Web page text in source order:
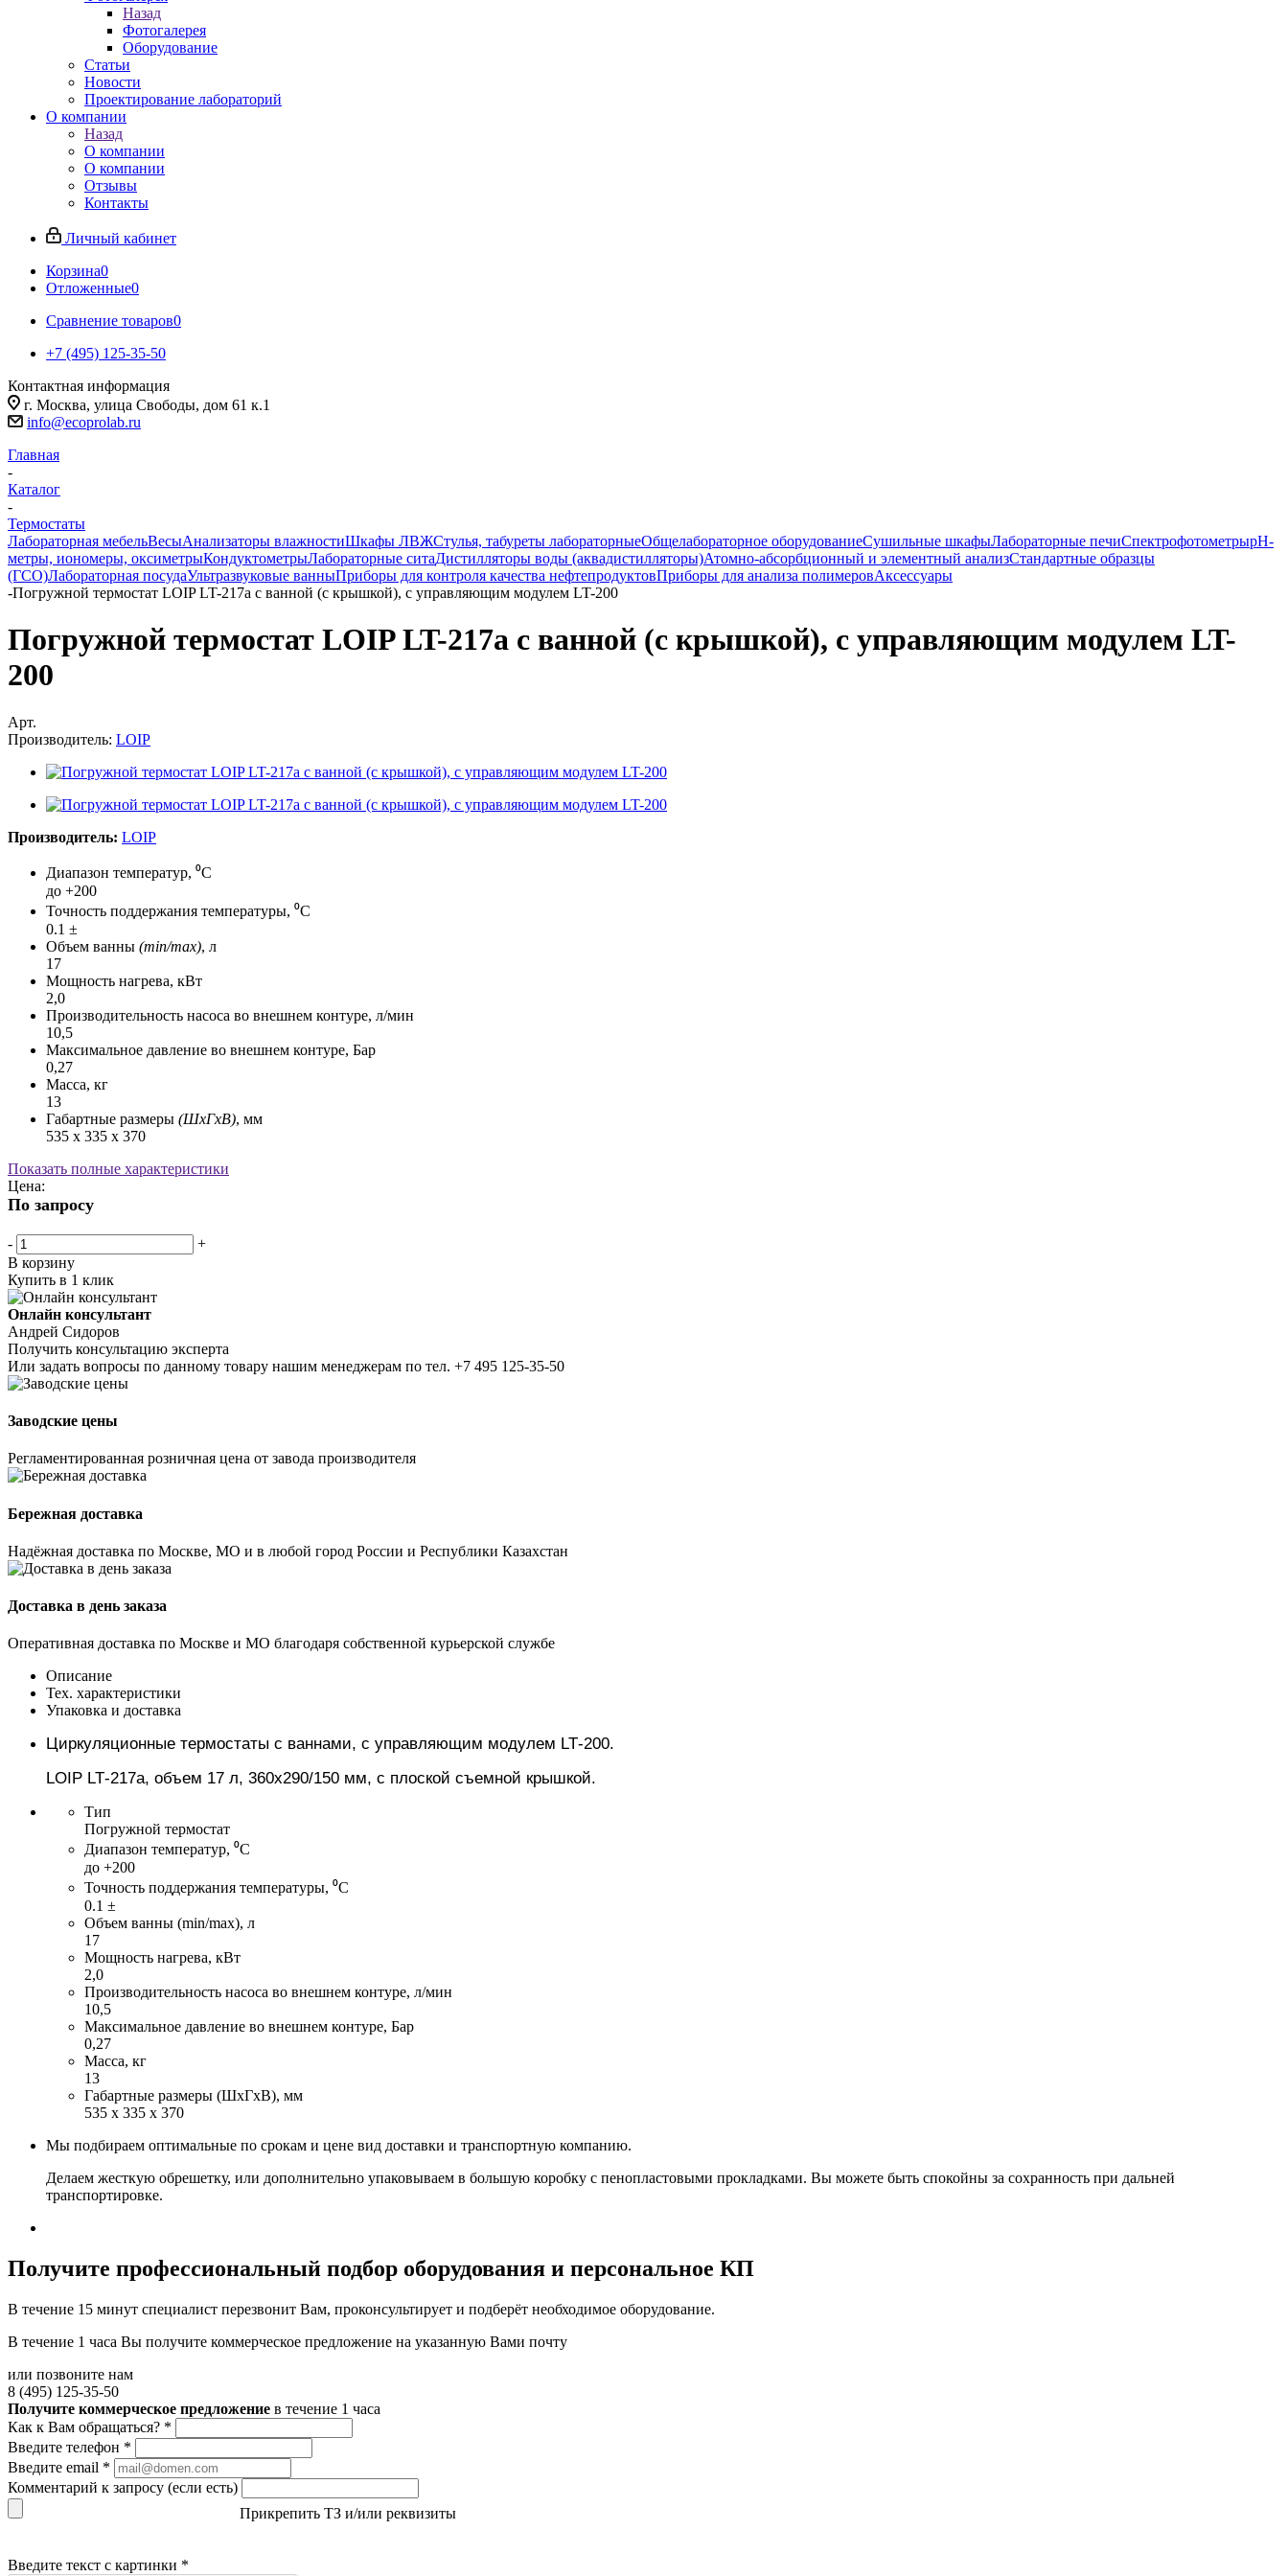
Назад
Фотогалерея
Оборудование
Статьи
Новости
Проектирование лабораторий
О компании
Назад
О компании
О компании
Отзывы
Контакты
Личный кабинет
Корзина0
Отложенные0
Сравнение товаров0
+7 (495) 125-35-50
Контактная информация
г. Москва, улица Свободы, дом 61 к.1
info@ecoprolab.ru
Главная
-
Каталог
-
Термостаты
Лабораторная мебельВесыАнализаторы влажностиШкафы ЛВЖСтулья, табуреты лабораторныеОбщелабораторное оборудованиеСушильные шкафыЛабораторные печиСпектрофотометрыpH-
метры, иономеры, оксиметрыКондуктометрыЛабораторные ситаДистилляторы воды (аквадистилляторы)Атомно-абсорбционный и элементный анализСтандартные образцы
(ГСО)Лабораторная посудаУльтразвуковые ванныПриборы для контроля качества нефтепродуктовПриборы для анализа полимеровАксессуары
-Погружной термостат LOIP LT-217a с ванной (с крышкой), с управляющим модулем LT-200
Погружной термостат LOIP LT-217a с ванной (с крышкой), с управляющим модулем LT-
200
Арт.
Производитель: LOIP
Производитель: LOIP
Диапазон температур, ⁰С
до +200
Точность поддержания температуры, ⁰С
0.1 ±
Объем ванны (min/max), л
17
Мощность нагрева, кВт
2,0
Производительность насоса во внешнем контуре, л/мин
10,5
Максимальное давление во внешнем контуре, Бар
0,27
Масса, кг
13
Габартные размеры (ШхГхВ), мм
535 х 335 х 370
Показать полные характеристики
Цена:
По запросу
-
+
В корзину
Купить в 1 клик
Онлайн консультант
Андрей Сидоров
Получить консультацию эксперта
Или задать вопросы по данному товару нашим менеджерам по тел. +7 495 125-35-50
Заводские цены
Регламентированная розничная цена от завода производителя
Бережная доставка
Надёжная доставка по Москве, МО и в любой город России и Республики Казахстан
Доставка в день заказа
Оперативная доставка по Москве и МО благодаря собственной курьерской службе
Описание
Тех. характеристики
Упаковка и доставка
Циркуляционные термостаты с ваннами, с управляющим модулем LT-200.
LOIP LT-217a, объем 17 л, 360х290/150 мм, с плоской съемной крышкой.
Тип
Погружной термостат
Диапазон температур, ⁰С
до +200
Точность поддержания температуры, ⁰С
0.1 ±
Объем ванны (min/max), л
17
Мощность нагрева, кВт
2,0
Производительность насоса во внешнем контуре, л/мин
10,5
Максимальное давление во внешнем контуре, Бар
0,27
Масса, кг
13
Габартные размеры (ШхГхВ), мм
535 х 335 х 370
Мы подбираем оптимальные по срокам и цене вид доставки и транспортную компанию.
Делаем жесткую обрешетку, или дополнительно упаковываем в большую коробку с пенопластовыми прокладками. Вы можете быть спокойны за сохранность при дальней
транспортировке.
Получите профессиональный подбор оборудования и персональное КП
В течение 15 минут специалист перезвонит Вам, проконсультирует и подберёт необходимое оборудование.
В течение 1 часа Вы получите коммерческое предложение на указанную Вами почту
или позвоните нам
8 (495) 125-35-50
Получите коммерческое предложение в течение 1 часа
Как к Вам обращаться? *
Введите телефон *
Введите email *
Комментарий к запросу (если есть)
Прикрепить ТЗ и/или реквизиты
Введите текст с картинки *